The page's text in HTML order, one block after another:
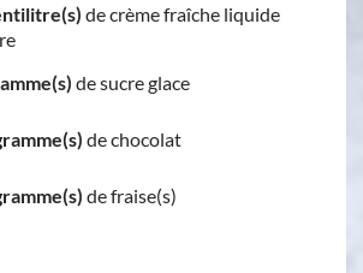
de crème fraîche liquide
de sucre glace
de chocolat
de fraise(s)